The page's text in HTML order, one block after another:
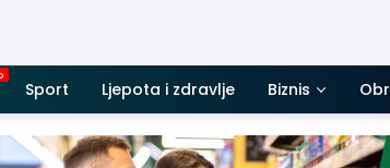
Sport Ljepota i zdravlje Biznis